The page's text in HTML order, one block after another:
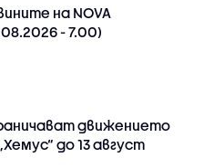
на NOVA
- 7.00)
движението
до 13 август